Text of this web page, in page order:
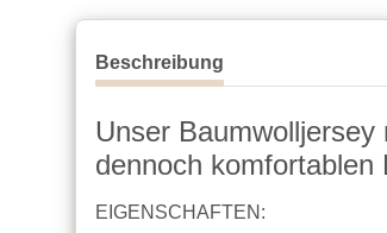
Beschreibung
Unser
dennoch komfortablen
EIGENSCHAFTEN: